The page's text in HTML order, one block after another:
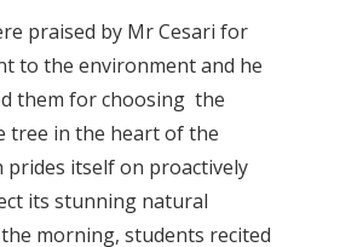
praised by Mr Cesari for
to the environment and he
them for choosing the
tree in the heart of the
prides itself on proactively
its stunning natural
morning, students recited